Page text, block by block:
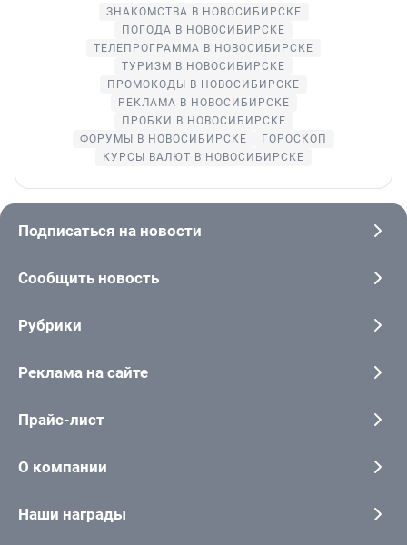
ЗНАКОМСТВА В НОВОСИБИРСКЕ
ПОГОДА В НОВОСИБИРСКЕ
ТЕЛЕПРОГРАММА В НОВОСИБИРСКЕ
ТУРИЗМ В НОВОСИБИРСКЕ
ПРОМОКОДЫ В НОВОСИБИРСКЕ
РЕКЛАМА В НОВОСИБИРСКЕ
ПРОБКИ В НОВОСИБИРСКЕ
ФОРУМЫ В НОВОСИБИРСКЕ
ГОРОСКОП
КУРСЫ ВАЛЮТ В НОВОСИБИРСКЕ
Подписаться на новости
Сообщить новость
Рубрики
Реклама на сайте
Прайс-лист
О компании
Наши награды